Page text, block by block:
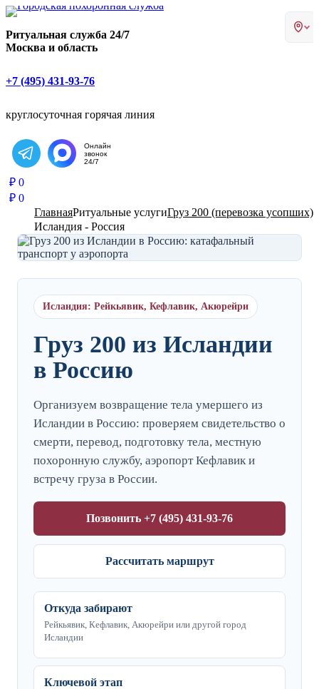
Ритуальная служба 24/7
Москва и область
+7 (495) 431-93-76
круглосуточная горячая линия
Написать в Telegram
Онлайн
звонок
24/7
₽ 0
₽ 0
ГлавнаяРитуальные услугиГруз 200 (перевозка усопших)
Исландия - Россия
Исландия: Рейкьявик, Кефлавик, Акюрейри
Груз 200 из Исландии
в Россию
Организуем возвращение тела умершего из
Исландии в Россию: проверяем свидетельство о
смерти, перевод, подготовку тела, местную
похоронную службу, аэропорт Кефлавик и
встречу груза в России.
Позвонить +7 (495) 431-93-76
Рассчитать маршрут
Откуда забирают
Рейкьявик, Кефлавик, Акюрейри или другой город
Исландии
Ключевой этап